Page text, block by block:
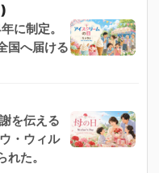
に制定。
国へ届ける
を伝える
・ウィル
た。